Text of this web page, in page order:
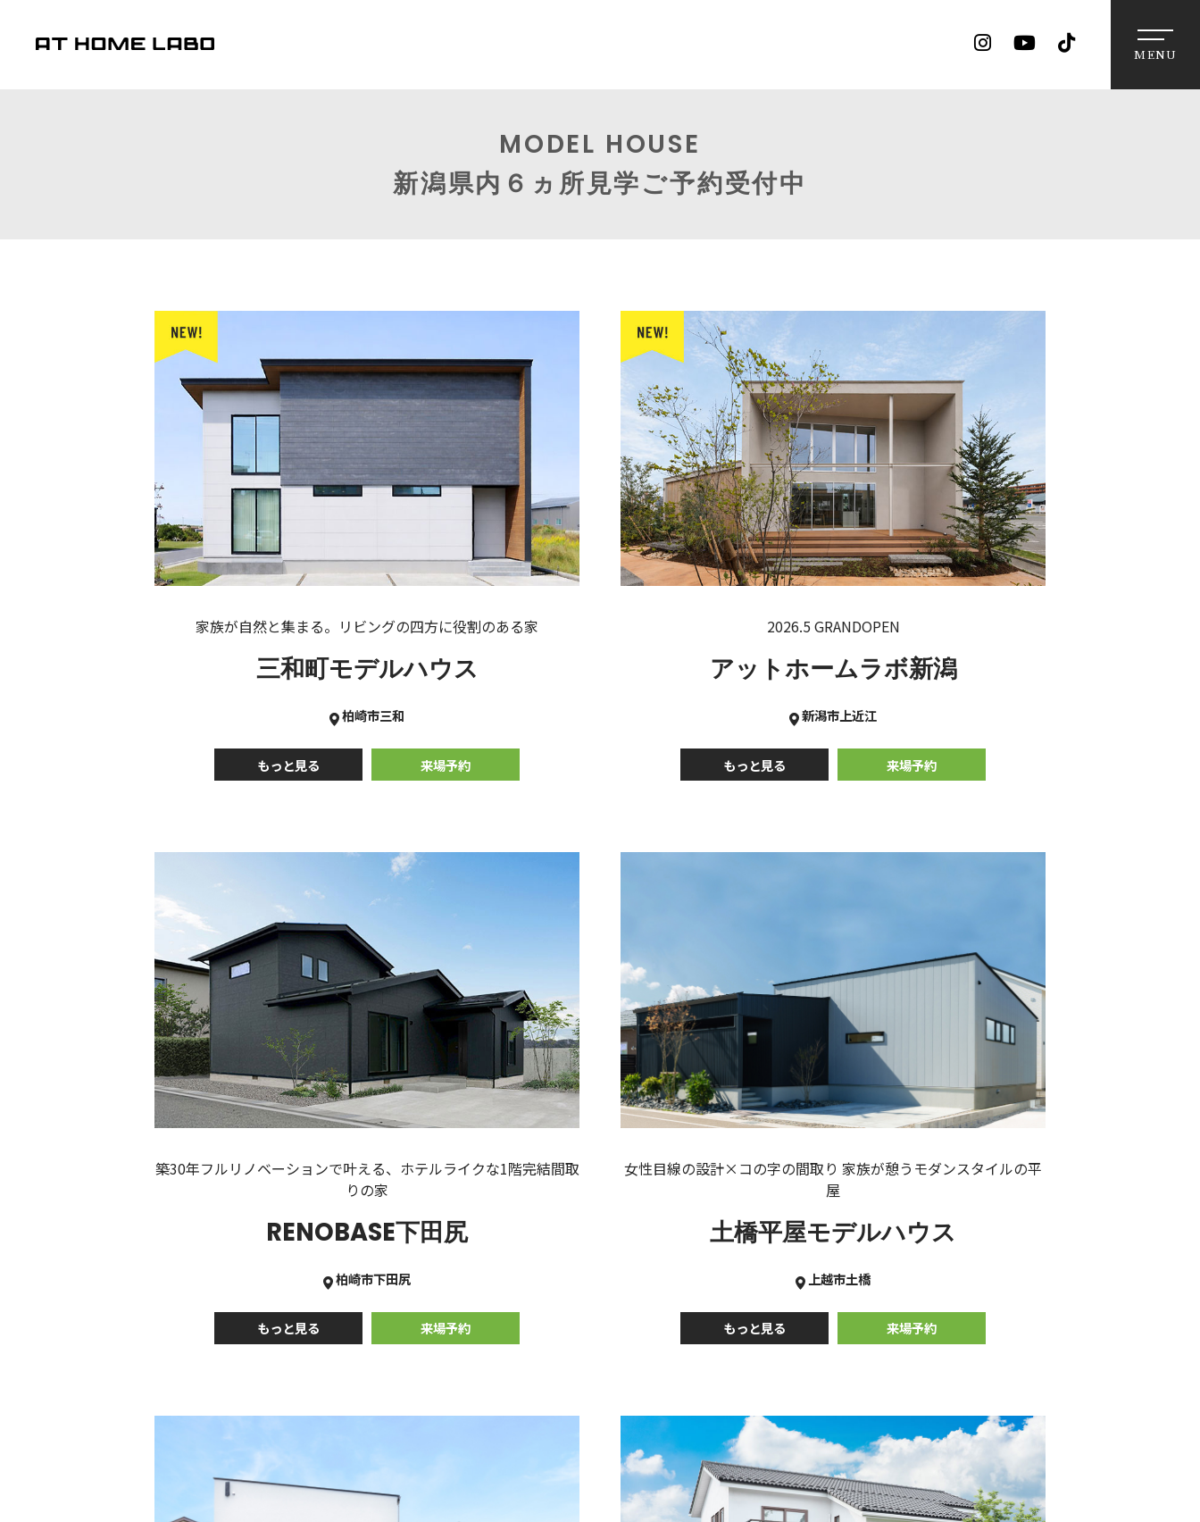
MENU
MODEL HOUSE
新潟県内６ヵ所見学ご予約受付中
家族が自然と集まる。リビングの四方に役割のある家
三和町モデルハウス
柏崎市三和
もっと見る 来場予約
2026.5 GRANDOPEN
アットホームラボ新潟
新潟市上近江
もっと見る 来場予約
築30年フルリノベーションで叶える、 ホテルライクな1階完結間取
りの家
RENOBASE下田尻
柏崎市下田尻
もっと見る 来場予約
女性目線の設計×コの字の間取り 家族が憩うモダンスタイルの平
屋
土橋平屋モデルハウス
上越市土橋
もっと見る 来場予約